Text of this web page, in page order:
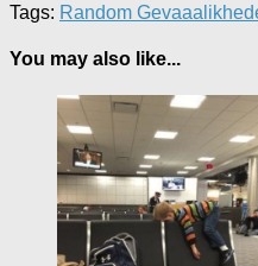
Tags: Random
You may also like...